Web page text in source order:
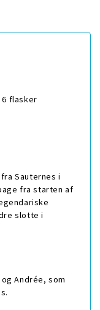
6 flasker
Sauternes i
fra starten af
slotte i
Andrée, som